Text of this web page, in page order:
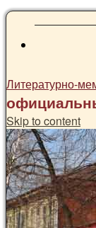
Литературно-
Skip to content